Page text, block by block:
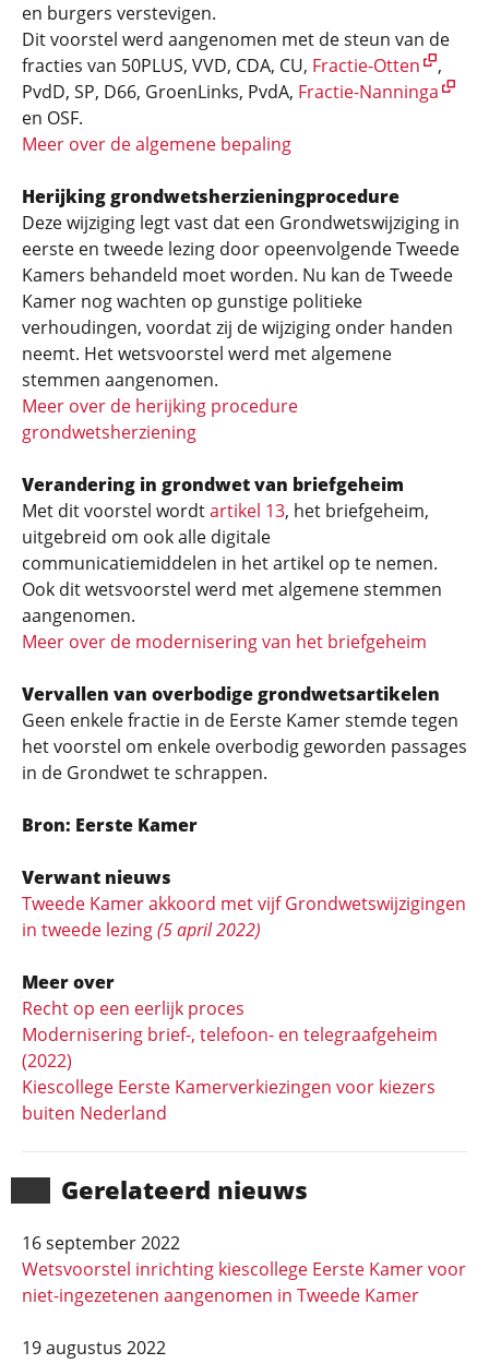
Gerela­teerd nieuws
16 september 2022
Wetsvoorstel inrichting kiescollege Eerste Kamer voor
niet-ingezetenen aangenomen in Tweede Kamer
19 augustus 2022
en burgers verstevigen.
Dit voorstel werd aangenomen met de steun van de
fracties van 50PLUS, VVD, CDA, CU, Fractie-Otten
,
PvdD, SP, D66, GroenLinks, PvdA, Fractie-Nanninga
en OSF.
Meer over de algemene bepaling
Herijking grondwetsherzieningprocedure
Deze wijziging legt vast dat een Grondwetswijziging in
eerste en tweede lezing door opeenvolgende Tweede
Kamers behandeld moet worden. Nu kan de Tweede
Kamer nog wachten op gunstige politieke
verhoudingen, voordat zij de wijziging onder handen
neemt. Het wetsvoorstel werd met algemene
stemmen aangenomen.
Meer over de herijking procedure
grondwetsherziening
Verandering in grondwet van briefgeheim
Met dit voorstel wordtartikel 13, het briefgeheim,
uitgebreid om ook alle digitale
communicatiemiddelen in het artikel op te nemen.
Ook dit wetsvoorstel werd met algemene stemmen
aangenomen.
Meer over de modernisering van het briefgeheim
Vervallen van overbodige grondwetsartikelen
Geen enkele fractie in de Eerste Kamer stemde tegen
het voorstel om enkele overbodig geworden passages
in de Grondwet te schrappen.
Bron: Eerste Kamer
Verwant nieuws
Tweede Kamer akkoord met vijf Grondwetswijzigingen
in tweede lezing(5 april 2022)
Meer over
Recht op een eerlijk proces
Modernisering brief-, telefoon- en telegraafgeheim
(2022)
Kiescollege Eerste Kamerverkiezingen voor kiezers
buiten Nederland